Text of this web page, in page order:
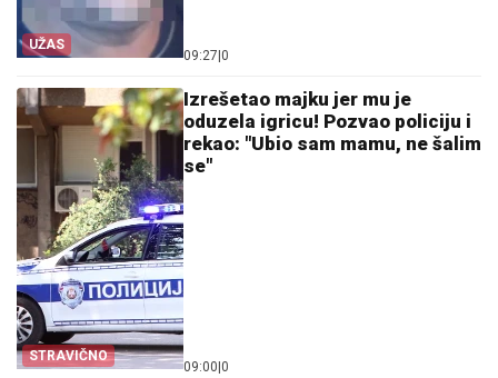
UŽAS
09:27 0
STRAVIČNO
Izrešetao majku jer mu je
oduzela igricu! Pozvao policiju i
rekao: "Ubio sam mamu, ne šalim
se"
09:00 0